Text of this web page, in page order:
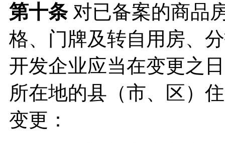
第十条 对已备案的商品
格、门牌及转自用房、
开发企业应当在变更之
所在地的县（市、区）
变更：